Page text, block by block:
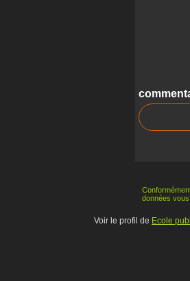
données
Voir le profil de Ecole